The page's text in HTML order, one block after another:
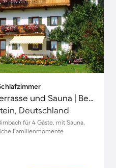
Wohnung mit Garten, Terrasse und Sauna | Bergblick
Deutschland
für 4 Gäste, mit Sauna,
Familienmomente